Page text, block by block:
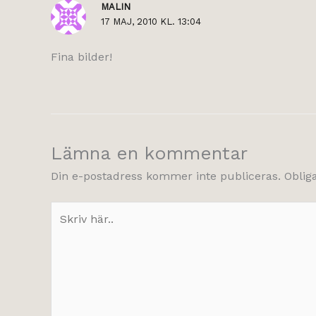
MALIN
17 MAJ, 2010 KL. 13:04
Fina bilder!
Lämna en kommentar
Din e-postadress kommer inte publiceras.
här..